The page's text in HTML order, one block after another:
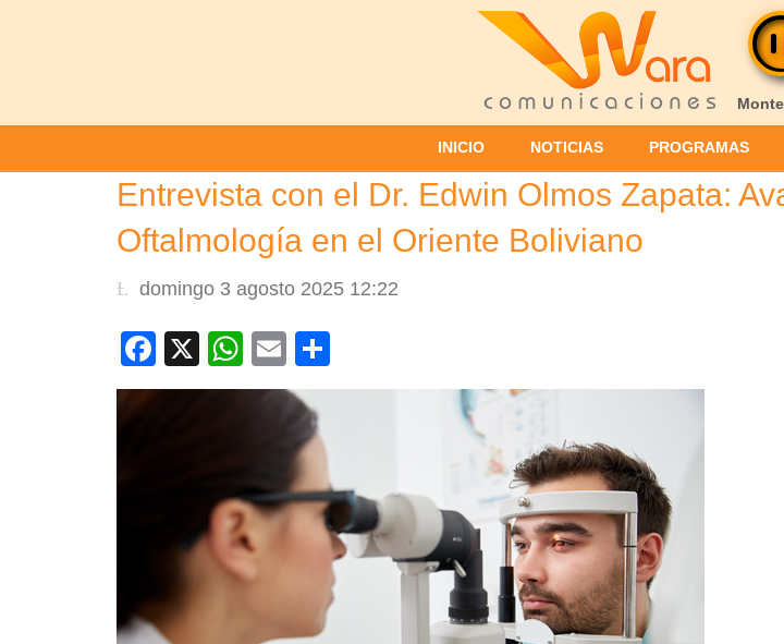
INICIO NOTICIAS PROGRAMAS
Entrevista con el Dr. Edwin Olmos Zapata:
Oftalmología en el Oriente Boliviano
domingo 3 agosto 2025 12:22
Facebook
X WhatsApp
Email